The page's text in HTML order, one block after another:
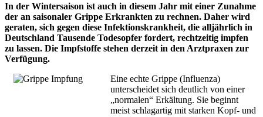
In der Wintersaison ist auch in diesem Jahr mit einer Zunahme
der an saisonaler Grippe Erkrankten zu rechnen. Daher wird
geraten, sich gegen diese Infektionskrankheit, die alljährlich in
Deutschland Tausende Todesopfer fordert, rechtzeitig impfen
zu lassen. Die Impfstoffe stehen derzeit in den Arztpraxen zur
Verfügung.
Eine echte Grippe (Influenza)
unterscheidet sich deutlich von einer
„normalen“ Erkältung. Sie beginnt
meist schlagartig mit starken Kopf- und